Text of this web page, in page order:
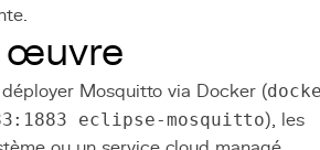
œuvre
déployer Mosquitto via Docker (
eclipse-mosquitto), les